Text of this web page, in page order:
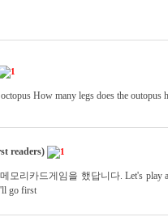
1
How many legs does the outopus
readers) 1
모리카드게임을 했답니다. Let's play a
go first